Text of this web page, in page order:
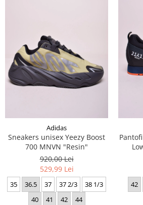
Adidas
Sneakers unisex Yeezy Boost
700 MNVN "Resin"
920,00 Lei
529,99 Lei
35 36.5 37 37 2/3
38 1/3
40
41 42
44
42